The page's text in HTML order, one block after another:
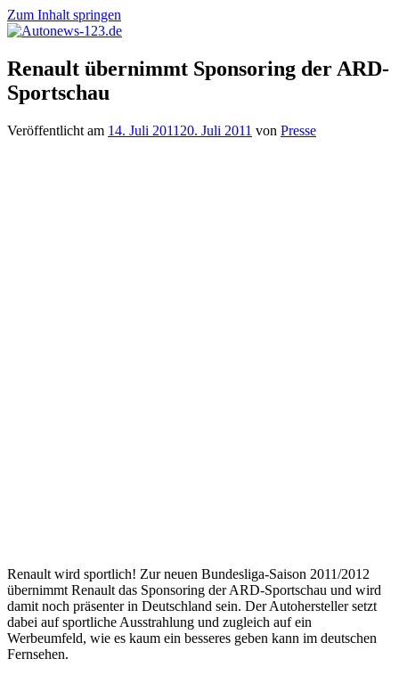
Zum Inhalt springen
Autonews-
123.de
Autonews
mit
Charme
Renault übernimmt Sponsoring der ARD-
Sportschau
Veröffentlicht am 14. Juli 2011 20. Juli 2011 von Presse
Renault wird sportlich! Zur neuen Bundesliga-Saison 2011/2012
übernimmt Renault das Sponsoring der ARD-Sportschau und wird
damit noch präsenter in Deutschland sein. Der Autohersteller setzt
dabei auf sportliche Ausstrahlung und zugleich auf ein
Werbeumfeld, wie es kaum ein besseres geben kann im deutschen
Fernsehen.